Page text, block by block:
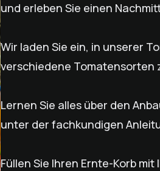
und erleben Sie einen
Wir laden Sie ein, in unserer
verschiedene Tomatensorten
Lernen Sie alles über den
unter der fachkundigen
Füllen Sie Ihren Ernte-Korb